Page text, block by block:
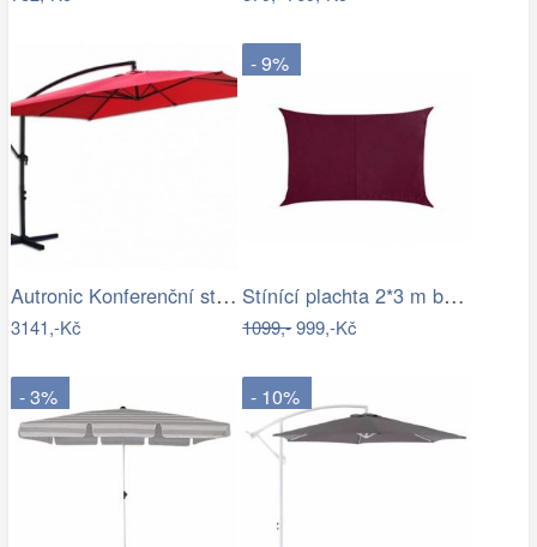
Autronic Konferenční stolek AHG-402 WT
3141,-Kč
- 9%
Stínící plachta 2*3 m bordó
1099,-999,-Kč
- 3% - 10%